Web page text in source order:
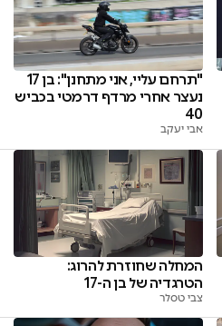
"תרחם עליי, אני מתחנן": בן 17
נעצר אחרי מרדף דרמטי בכביש
40
אבי יעקב
המחלה שחוזרת להרוג:
הטרגדיה של בן ה-17
צבי טסלר